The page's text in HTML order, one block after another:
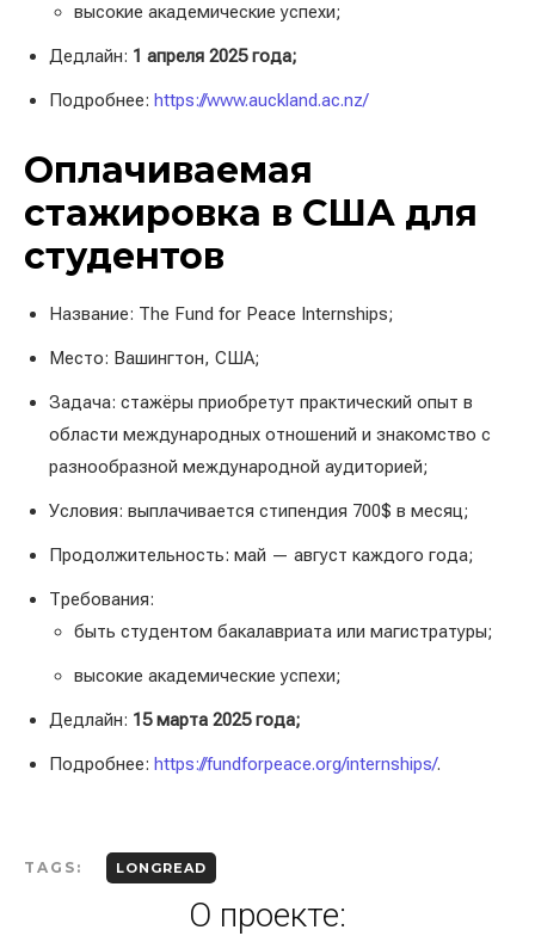
высокие академические успехи;
Дедлайн: 1 апреля 2025 года;
Подробнее: https://www.auckland.ac.nz/
Оплачиваемая
стажировка в США для
студентов
Название: The Fund for Peace Internships;
Место: Вашингтон, США;
Задача: стажёры приобретут практический опыт в
области международных отношений и знакомство с
разнообразной международной аудиторией;
Условия: выплачивается стипендия 700$ в месяц;
Продолжительность: май — август каждого года;
Требования:
быть студентом бакалавриата или магистратуры;
высокие академические успехи;
Дедлайн: 15 марта 2025 года;
Подробнее: https://fundforpeace.org/internships/.
TAGS: LONGREAD
О проекте: